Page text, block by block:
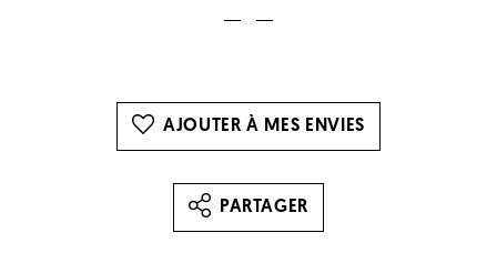
AJOUTER À MES ENVIES
PARTAGER